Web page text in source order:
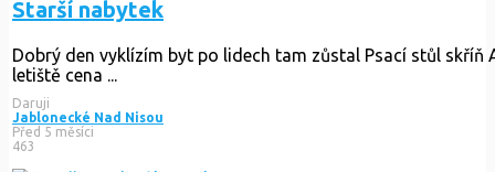
Daruji
Kroměříž
529
Rozkládací stůl 85x85/134
Nechám za odovz starý dřevěný rozkládací stůl. Má už